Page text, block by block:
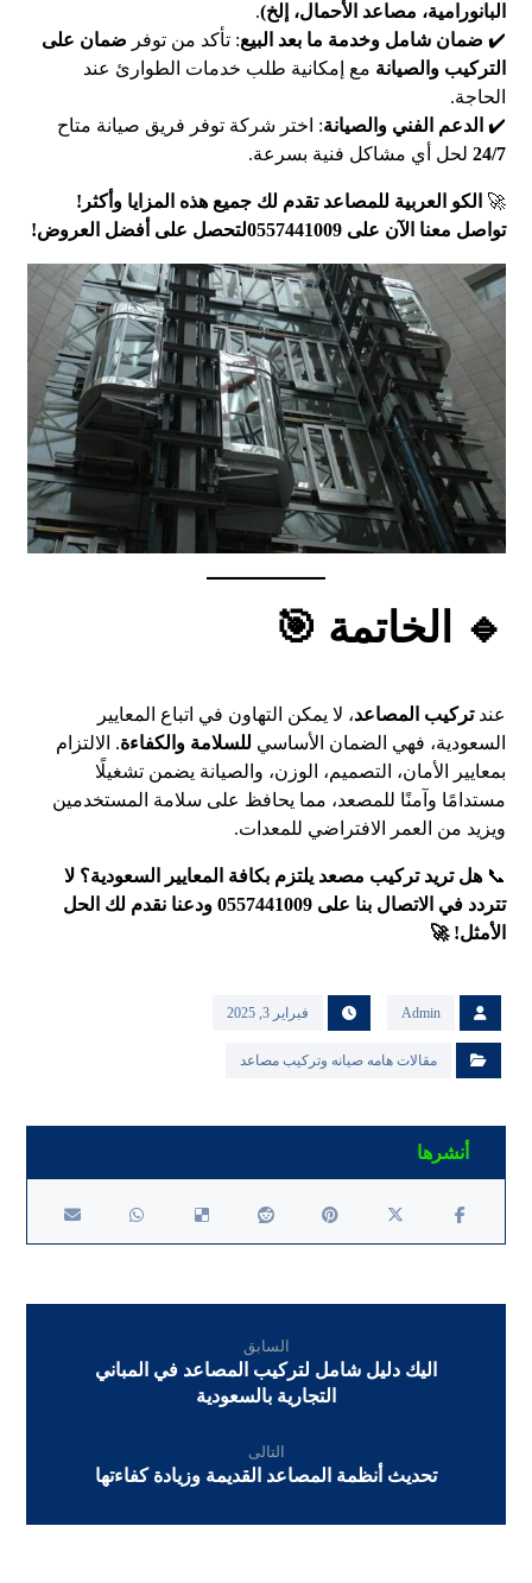
البانورامية، مصاعد الأحمال، إلخ).
✔️ ضمان شامل وخدمة ما بعد البيع: تأكد من توفر ضمان على
التركيب والصيانة مع إمكانية طلب خدمات الطوارئ عند
الحاجة.
✔️ الدعم الفني والصيانة: اختر شركة توفر فريق صيانة متاح
24/7 لحل أي مشاكل فنية بسرعة.
🚀 الكو العربية للمصاعد تقدم لك جميع هذه المزايا وأكثر!
تواصل معنا الآن على 0557441009لتحصل على أفضل العروض!
🔹 الخاتمة 🎯
عندتركيب المصاعد، لا يمكن التهاون في اتباع المعايير
السعودية، فهي الضمان الأساسي للسلامة والكفاءة. الالتزام
بمعايير الأمان، التصميم، الوزن، والصيانة يضمن تشغيلًا
مستدامًا وآمنًا للمصعد، مما يحافظ على سلامة المستخدمين
ويزيد من العمر الافتراضي للمعدات.
📞هل تريد تركيب مصعد يلتزم بكافة المعايير السعودية؟ لا
تتردد في الاتصال بنا على 0557441009 ودعنا نقدم لك الحل
الأمثل! 🚀
Admin فبراير 3, 2025
مقالات هامه صيانه وتركيب مصاعد
السابق
اليك دليل شامل لتركيب المصاعد في المباني
التجارية بالسعودية
التالى
تحديث أنظمة المصاعد القديمة وزيادة كفاءتها